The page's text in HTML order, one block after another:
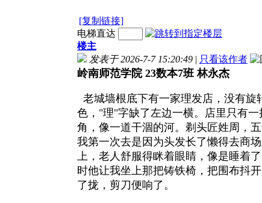
[复制链接]
电梯直达
楼主
发表于 2026-7-7 15:20:49 | 只看该作者
岭南师范学院 23数本7班 林永杰
老城墙根底下有一家理发店，没有
色，"理"字缺了左边一横。店里只有
角，像一道干涸的河。剃头匠姓周，
我第一次去是因为头发长了懒得去商
上，老人舒服得眯着眼睛，像是睡着
时他让我坐上那把铸铁椅，把围布抖
了拢，剪刀便响了。